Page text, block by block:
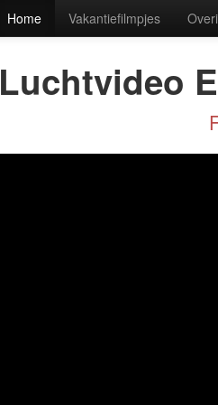
Home Vakantiefilmpjes
Luchtvideo